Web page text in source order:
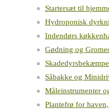
Startersæt til
Hydroponisk
Indendørs
Gødning og
Såbakke og
Måleinstrumenter
Plantefrø for